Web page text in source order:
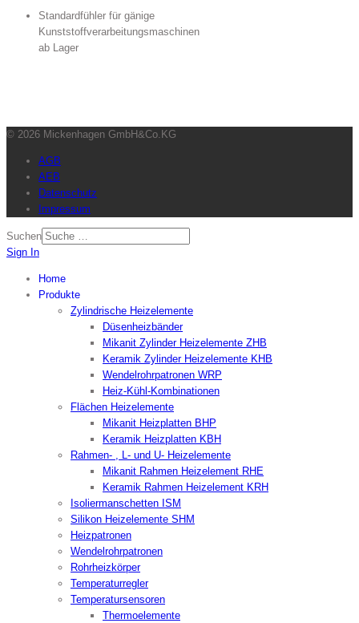
Standardfühler für gänige
Kunststoffverarbeitungsmaschinen
ab Lager
© 2026 Mickenhagen GmbH&Co.KG
AGB
AEB
Datenschutz
Impressum
Suchen
Sign In
Home
Produkte
Zylindrische Heizelemente
Düsenheizbänder
Mikanit Zylinder Heizelemente ZHB
Keramik Zylinder Heizelemente KHB
Wendelrohrpatronen WRP
Heiz-Kühl-Kombinationen
Flächen Heizelemente
Mikanit Heizplatten BHP
Keramik Heizplatten KBH
Rahmen- , L- und U- Heizelemente
Mikanit Rahmen Heizelement RHE
Keramik Rahmen Heizelement KRH
Isoliermanschetten ISM
Silikon Heizelemente SHM
Heizpatronen
Wendelrohrpatronen
Rohrheizkörper
Temperaturregler
Temperatursensoren
Thermoelemente